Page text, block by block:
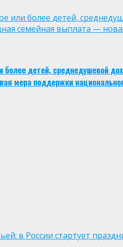
или более детей,
семейная выплата —
более детей, среднедушевой
мера поддержки
в России стартует